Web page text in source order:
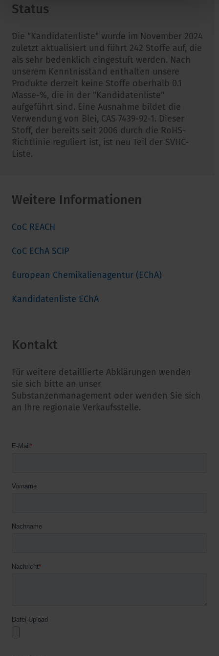
Status
Die "Kandidatenliste" wurde im November 2024
zuletzt aktualisiert und führt 242 Stoffe auf, die
als sehr bedenklich eingestuft werden. Nach
unserem Kenntnisstand enthalten unsere
Produkte derzeit keine Stoffe oberhalb 0.1
Masse-%, die in der "Kandidatenliste"
aufgeführt sind. Eine Ausnahme bildet die
Verwendung von Blei, CAS 7439-92-1. Dieser
Stoff, der bereits seit 2006 durch die RoHS-
Richtlinie reguliert ist, ist neu Teil der SVHC-
Liste.
Weitere Informationen
CoC REACH
CoC EChA SCIP
European Chemikalienagentur (EChA)
Kandidatenliste EChA
Kontakt
Für weitere detaillierte Abklärungen wenden
sie sich bitte an unser
Substanzenmanagement oder wenden Sie sich
an Ihre regionale Verkaufsstelle.